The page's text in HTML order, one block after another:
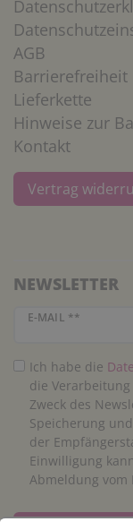
AGB
Barrierefreiheit
Lieferkette
Hinweise zur
Kontakt
Vertrag
NEWSLETTER
E-MAIL **
Newsletter Honig
Ich habe die
die
Zweck des
Speicherung
der
Einwilligung
Abmeldung